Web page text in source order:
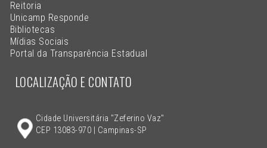
Reitoria
Unicamp Responde
Bibliotecas
Mídias Sociais
Portal da Transparência Estadual
LOCALIZAÇÃO E CONTATO
Cidade Universitária "Zeferino Vaz"
CEP 13083-970 | Campinas-SP